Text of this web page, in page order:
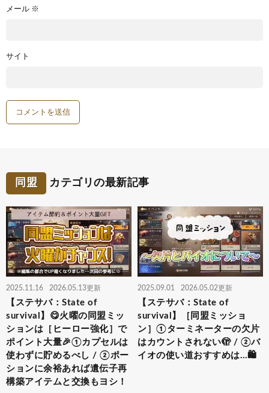
メール ※
サイト
同盟 カテゴリの最新記事
2025.11.16 2026.05.13更新
【ステサバ：State of
survival】😋火曜の同盟ミッ
ションは［ヒーロー強化］で
ポイント大量🎉①カプセルは
使わずに貯めるべし / ②ポー
ションに余裕あれば遺伝子再
構築アイテムと交換もヨシ！
2025.09.01 2026.05.02更新
【ステサバ：State of
survival】［同盟ミッショ
ン］①ターミネーターの欠片
はカウントされない🫣 / ②バ
イオの使い道おすすめは…🛍️